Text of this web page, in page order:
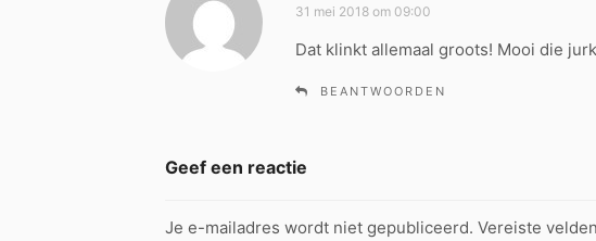
c
r
31 mei 2018 om 09:00
Dat klinkt allemaal groots! Mooi die
BEANTWOORDEN
Geef een reactie
Je e-mailadres wordt niet gepubliceerd. Vereiste